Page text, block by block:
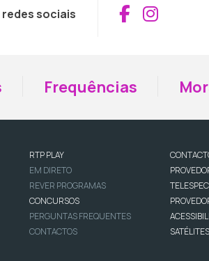
sociais Aceder
Frequências
RTP PLAY
EM DIRETO
REVER PROGRAMAS
CONCURSOS
PERGUNTAS FREQUENTES
CONTACTOS
SATÉLITES